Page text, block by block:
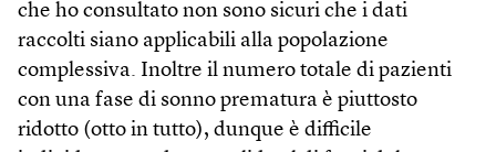
che ho consultato non sono sicuri che i dati
raccolti siano applicabili alla popolazione
complessiva. Inoltre il numero totale di pazienti
con una fase di sonno prematura è piuttosto
ridotto (otto in tutto), dunque è difficile